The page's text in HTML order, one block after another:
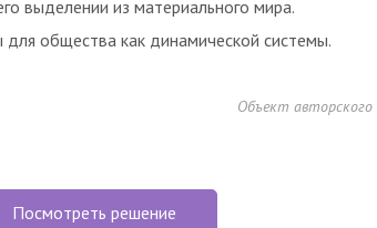
выделении из материального мира.
общества как динамической системы.
Объект
Посмотреть решение